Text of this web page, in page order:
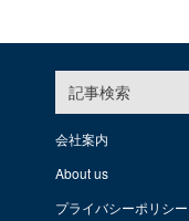
記事検索
会社案内
About us
プライバシーポリシー